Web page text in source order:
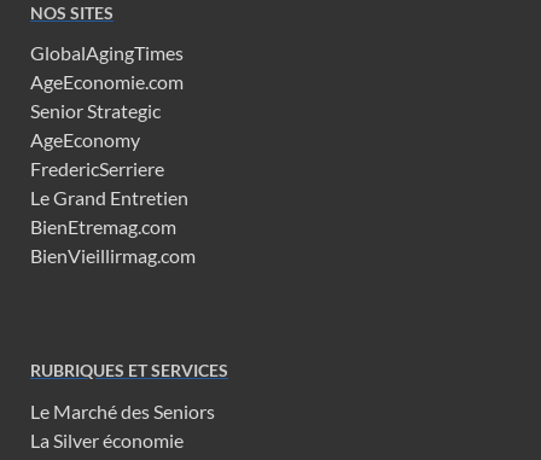
NOS SITES
GlobalAgingTimes
AgeEconomie.com
Senior Strategic
AgeEconomy
FredericSerriere
Le Grand Entretien
BienEtremag.com
BienVieillirmag.com
RUBRIQUES ET SERVICES
Le Marché des Seniors
La Silver économie